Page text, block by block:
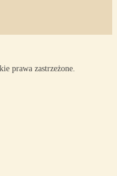
prawa zastrzeżone.